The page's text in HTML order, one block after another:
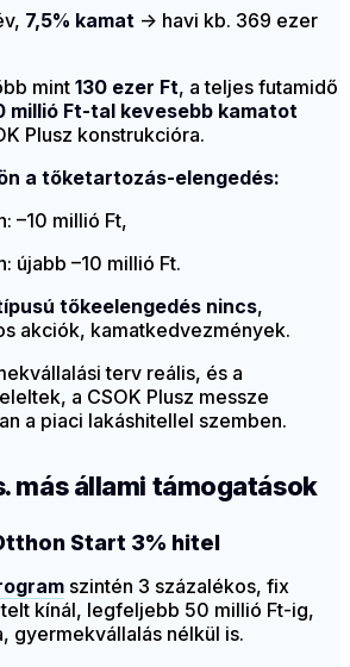
7,5% kamat → havi kb. 369 ezer
mint 130 ezer Ft, a teljes futamidő
millió Ft-tal kevesebb kamatot
Plusz konstrukcióra.
a tőketartozás-elengedés:
–10 millió Ft,
újabb –10 millió Ft.
tőkeelengedés nincs,
akciók, kamatkedvezmények.
terv reális, és a
a CSOK Plusz messze
a piaci lakáshitellel szemben.
más állami támogatások
Start 3% hitel
szintén 3 százalékos, fix
kínál, legfeljebb 50 millió Ft-ig,
gyermekvállalás nélkül is.